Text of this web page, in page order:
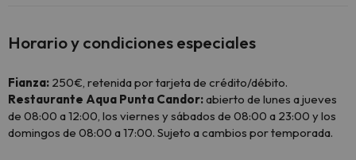
Horario y condiciones especiales
Fianza: 250€, retenida por tarjeta de crédito/débito.
Restaurante Aqua Punta Candor:abierto de lunes a jueves
de 08:00 a 12:00, los viernes y sábados de 08:00 a 23:00 y los
domingos de 08:00 a 17:00. Sujeto a cambios por temporada.